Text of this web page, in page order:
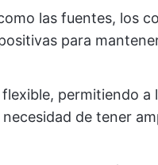
las fuentes, los
para
permitiendo a
de tener